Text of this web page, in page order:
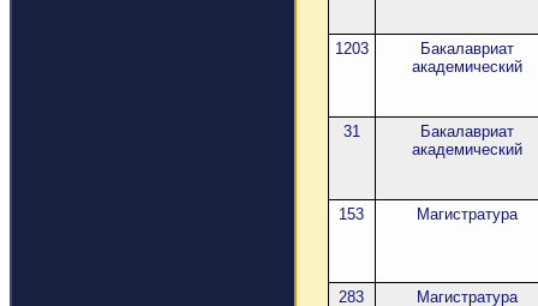
1203
Бакалавриат
академический
31
Бакалавриат
академический
153 Магистратура
283 Магистратура